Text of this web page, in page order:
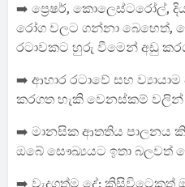
➡️ ප්‍රෙෂර්, කොලෙස්ටරෝල්,
රෝග වලට ගන්නා බෙහෙත්,
රටාවකට හුරු වීමෙන් අඩු
➡️ ආහාර රටාවේ සහ
කරගත හැකි වෙනස්කම්
➡️ මානසික ආතතිය පාලනය
ඔබේ සෞඛ්‍යයට ඉතා බලවත්
➡️ වැදගත්ම දේ: කිසිවිටෙකත්